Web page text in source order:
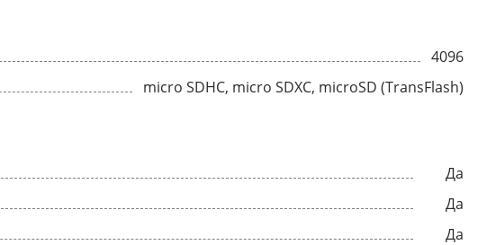
4096
micro SDHC, micro SDXC, microSD (TransFlash)
Да
Да
Да